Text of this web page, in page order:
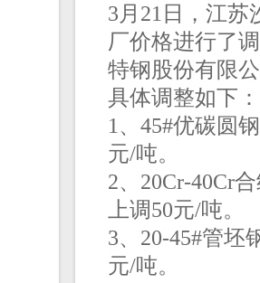
3月21日，江
厂价格进行了
特钢股份有限
具体调整如下：
1、 45#优碳圆钢
元/吨。
2、 20Cr-40Cr
上调50元/吨。
3、20-45#管坯
元/吨。